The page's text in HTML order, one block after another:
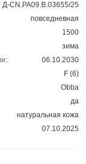
CN.РА09.В.03655/25
повседневная
1500
зима
06.10.2030
F (6)
Obba
да
натуральная кожа
07.10.2025